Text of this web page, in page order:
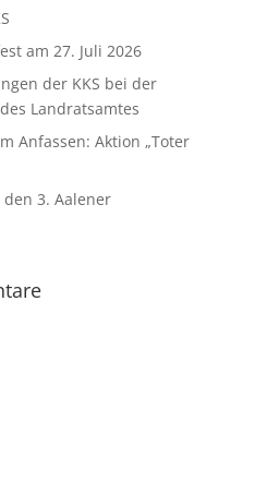
am 27. Juli 2026
der KKS bei der
Landratsamtes
Anfassen: Aktion „Toter
3. Aalener